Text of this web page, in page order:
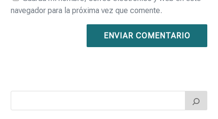
navegador para la próxima vez que comente.
ENVIAR COMENTARIO